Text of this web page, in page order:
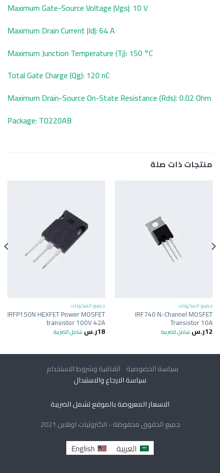
Maximum Gate-Source Voltage |Vgs|: 10 V
Maximum Drain Current |Id|: 64 A
Maximum Junction Temperature (Tj): 150 °C
Total Gate Charge (Qg): 120 nC
Maximum Drain-Source On-State Resistance (Rds): 0.02 Ohm
Package: TO220AB
منتجات ذات صلة
جميع المكونات
IRF740 N-Channel MOSFET
Transistor 10A
12ر.س شامل الضريبة
جميع المكونات
IRFP150N HEXFET Power MOSFET
transistor 100V 42A
18ر.س شامل الضريبة
سياسة الخصوصية اتفاقية وشروط الاستخدام
سياسة الارجاع والاستبدال
الاسعار المعروضة بالموقع تشمل الضريبة
جميع الحقوق محفوظة - الكترونيات اونلاين 2021
العربية English